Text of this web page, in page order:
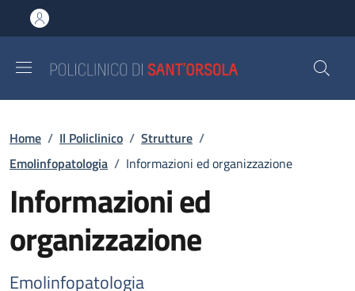
al contenuto principale
to footer content
Briciole di pane
Home / Il Policlinico / Strutture /
Emolinfopatologia / Informazioni ed organizzazione
Informazioni ed
organizzazione
Emolinfopatologia